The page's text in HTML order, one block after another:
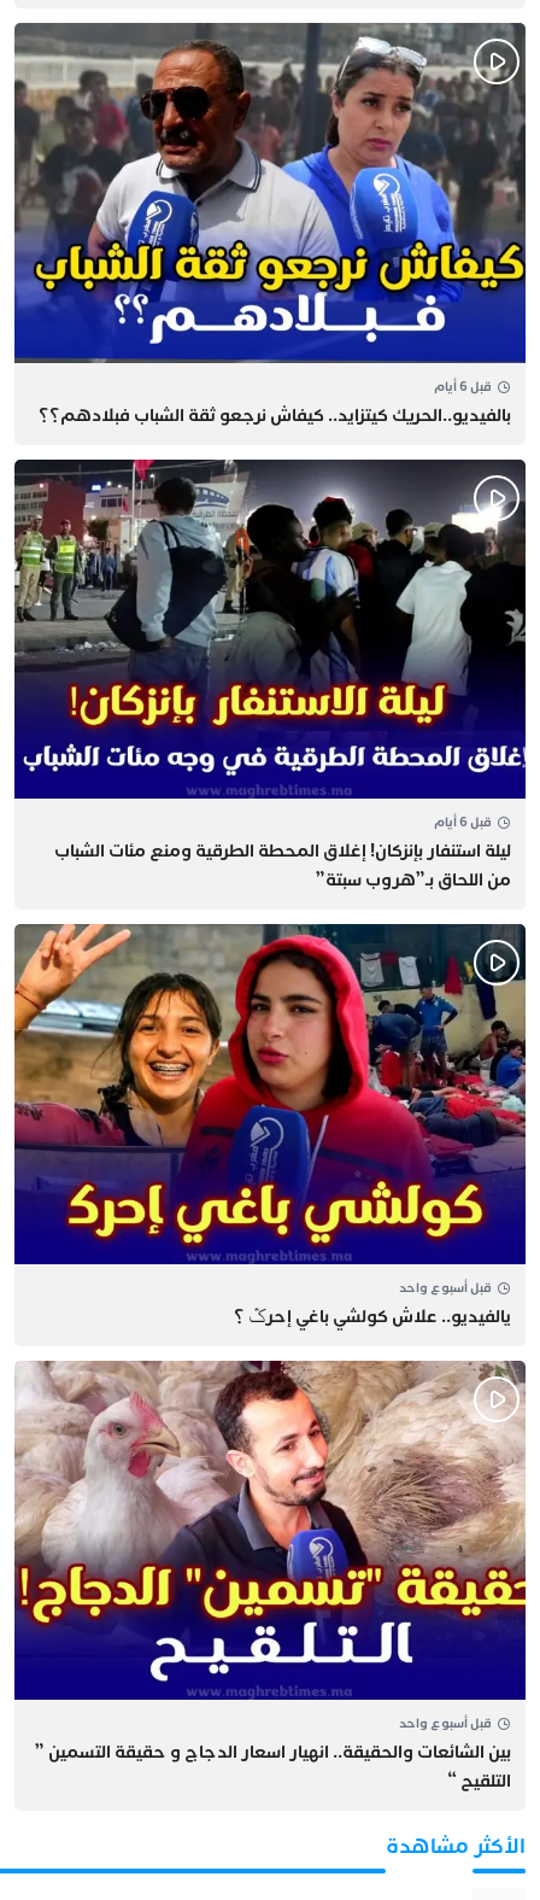
قبل 6 أيام
بالفيديو..الحريك كيتزايد.. كيفاش نرجعو ثقة الشباب فبلادهم؟؟
قبل 6 أيام
​ليلة استنفار بإنزكان! إغلاق المحطة الطرقية ومنع مئات الشباب
من اللحاق بـ”هروب سبتة”
قبل أسبوع واحد
يالفيديو.. علاش كولشي باغي إحرݣ ؟
قبل أسبوع واحد
بين الشائعات والحقيقة.. انهيار اسعار الدجاج و حقيقة التسمين ”
التلقيح “
الأكثر مشاهدة